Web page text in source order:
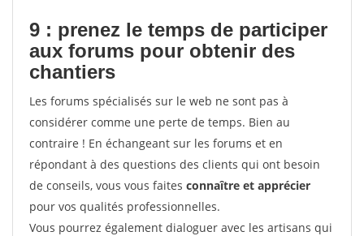
9 : prenez le temps de participer
aux forums pour obtenir des
chantiers
Les forums spécialisés sur le web ne sont pas à
considérer comme une perte de temps. Bien au
contraire ! En échangeant sur les forums et en
répondant à des questions des clients qui ont besoin
de conseils, vous vous faites connaître et apprécier
pour vos qualités professionnelles.
Vous pourrez également dialoguer avec les artisans qui